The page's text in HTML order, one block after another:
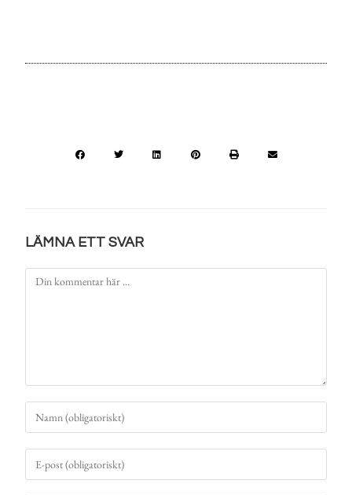
LÄMNA ETT SVAR